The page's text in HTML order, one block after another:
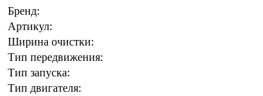
Бренд:
Артикул:
Ширина очистки:
Тип передвижения:
Тип запуска:
Тип двигателя: